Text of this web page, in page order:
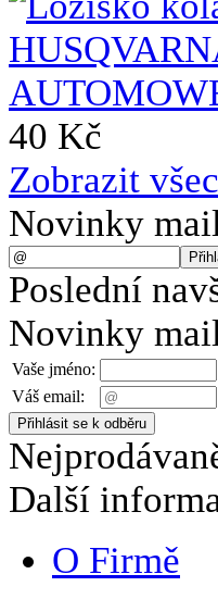
40 Kč
Zobrazit
Novinky
Poslední
Novinky
Vaše jméno:
Váš email:
Další
O Firmě